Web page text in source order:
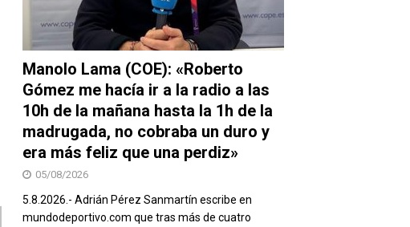
Manolo Lama (COE): «Roberto
Gómez me hacía ir a la radio a las
10h de la mañana hasta la 1h de la
madrugada, no cobraba un duro y
era más feliz que una perdiz»
05/08/2026
5.8.2026.- Adrián Pérez Sanmartín escribe en
mundodeportivo.com que tras más de cuatro